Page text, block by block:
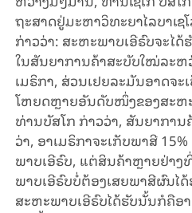
ຖະ​ສາດ​​ຢູ່​ມະ​ຫາ​ວິ​ທະ​ຍາ​ໄລ​ບາ​ເຊ​
ກ່າວ​ວ່າ: ສະ​ຫະ​ພາບ​ເອີ​ຣົບ​​ຈະ​
ໃນ​ສັນ​ຍາ​ການ​ຄ້າ​ສະ​ບັບ​ໃໝ່​ລະ​ຫ
ເມ​ຣິ​ກາ, ສ່ວນ​ເຢຍ​ລະ​ມັນ​ອາດ​ຈ
ໂຫຍດ​ຫຼາຍອັນ​ດັບ​ໜຶ່ງ​ຂອງ​ສະ​ຫ
ທ່ານ​ບັ​ສ​ໂກ ກ່າວ​ວ່າ, ສັນ​ຍາ​ກາ
ວ່າ, ອາ​ເມ​ຣິ​ກາ​ຈະ​ເກັບ​ພາ​ສີ
ພາບ​ເອີ​ຣົບ, ​ແຕ່​ສິນ​ຄ້າ​​ຫຼາຍ​ຢ່າງ
ພາບ​ເອີ​ຣົບ​ບໍ່​ຕ້ອງ​ເສຍ​ພາ​ສີຜົນ​ໄ
ສະ​ຫະ​ພາບ​ເອີ​ຣົບ​ໄດ້​ຮັບ​ນັ້ນ​ກໍ​ຄື​ອ